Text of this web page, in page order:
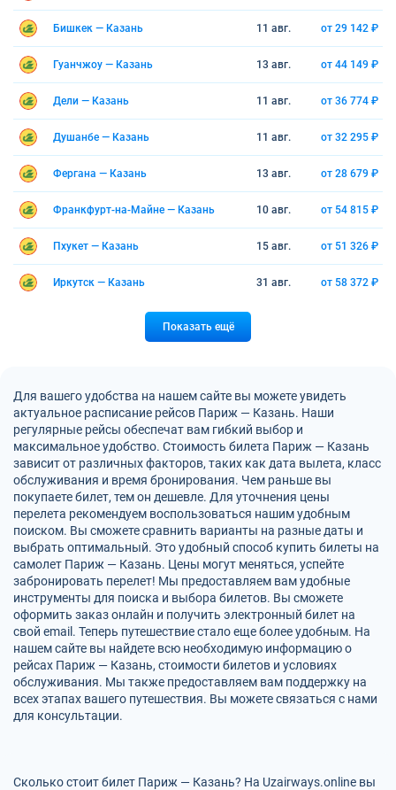
Бишкек — Казань 11 авг. от 29 142 ₽
Гуанчжоу — Казань 13 авг. от 44 149 ₽
Дели — Казань 11 авг. от 36 774 ₽
Душанбе — Казань 11 авг. от 32 295 ₽
Фергана — Казань 13 авг. от 28 679 ₽
Франкфурт-на-Майне — Казань 10 авг. от 54 815 ₽
Пхукет — Казань 15 авг. от 51 326 ₽
Иркутск — Казань 31 авг. от 58 372 ₽
Показать ещё
Для вашего удобства на нашем сайте вы можете увидеть
актуальное расписание рейсов Париж — Казань. Наши
регулярные рейсы обеспечат вам гибкий выбор и
максимальное удобство. Стоимость билета Париж — Казань
зависит от различных факторов, таких как дата вылета, класс
обслуживания и время бронирования. Чем раньше вы
покупаете билет, тем он дешевле. Для уточнения цены
перелета рекомендуем воспользоваться нашим удобным
поиском. Вы сможете сравнить варианты на разные даты и
выбрать оптимальный. Это удобный способ купить билеты на
самолет Париж — Казань. Цены могут меняться, успейте
забронировать перелет! Мы предоставляем вам удобные
инструменты для поиска и выбора билетов. Вы сможете
оформить заказ онлайн и получить электронный билет на
свой email. Теперь путешествие стало еще более удобным. На
нашем сайте вы найдете всю необходимую информацию о
рейсах Париж — Казань, стоимости билетов и условиях
обслуживания. Мы также предоставляем вам поддержку на
всех этапах вашего путешествия. Вы можете связаться с нами
для консультации.
Сколько стоит билет Париж — Казань? На Uzairways.online вы